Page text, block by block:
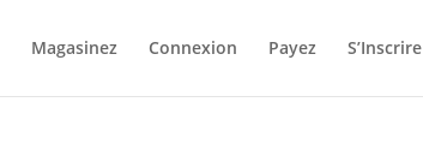
Magasinez Connexion Payez S’Inscrire